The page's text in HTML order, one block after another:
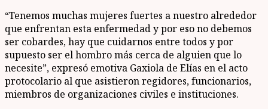
“Tenemos muchas mujeres fuertes a nuestro alrededor
que enfrentan esta enfermedad y por eso no debemos
ser cobardes, hay que cuidarnos entre todos y por
supuesto ser el hombro más cerca de alguien que lo
necesite”, expresó emotiva Gaxiola de Elías en el acto
protocolario al que asistieron regidores, funcionarios,
miembros de organizaciones civiles e instituciones.